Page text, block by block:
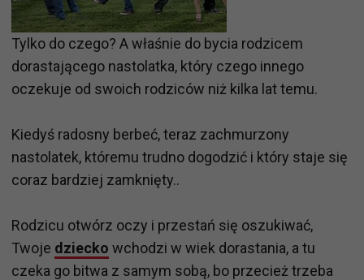
Tylko do czego? A właśnie do bycia rodzicem
dorastającego nastolatka, który czego innego
oczekuje od swoich rodziców niż kilka lat temu.
Kiedyś radosny berbeć, teraz zachmurzony
nastolatek, któremu trudno dogodzić i który staje się
coraz bardziej zamknięty..
Rodzicu otwórz oczy i przestań się oszukiwać,
Twoje dziecko wchodzi w wiek dorastania, a tu
czeka go bitwa z samym sobą, bo przecież trzeba